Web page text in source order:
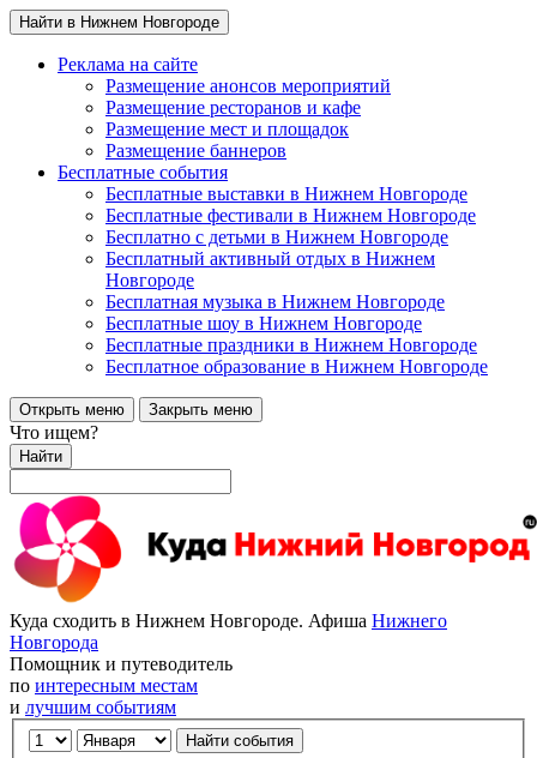
Найти в Нижнем Новгороде
Реклама на сайте
Размещение анонсов мероприятий
Размещение ресторанов и кафе
Размещение мест и площадок
Размещение баннеров
Бесплатные события
Бесплатные выставки в Нижнем Новгороде
Бесплатные фестивали в Нижнем Новгороде
Бесплатно с детьми в Нижнем Новгороде
Бесплатный активный отдых в Нижнем
Новгороде
Бесплатная музыка в Нижнем Новгороде
Бесплатные шоу в Нижнем Новгороде
Бесплатные праздники в Нижнем Новгороде
Бесплатное образование в Нижнем Новгороде
Открыть меню Закрыть меню
Что ищем?
Найти
Куда сходить в Нижнем Новгороде. Афиша Нижнего
Новгорода
Помощник и путеводитель
по интересным местам
и лучшим событиям